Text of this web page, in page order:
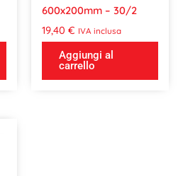
600x200mm – 30/2
19,40 € IVA inclusa
Aggiungi al
carrello